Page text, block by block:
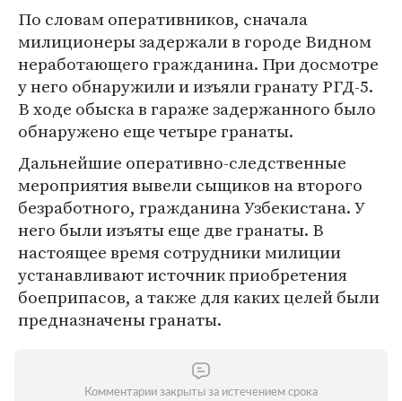
По словам оперативников, сначала
милиционеры задержали в городе Видном
неработающего гражданина. При досмотре
у него обнаружили и изъяли гранату РГД-5.
В ходе обыска в гараже задержанного было
обнаружено еще четыре гранаты.
Дальнейшие оперативно-следственные
мероприятия вывели сыщиков на второго
безработного, гражданина Узбекистана. У
него были изъяты еще две гранаты. В
настоящее время сотрудники милиции
устанавливают источник приобретения
боеприпасов, а также для каких целей были
предназначены гранаты.
Комментарии закрыты за истечением срока